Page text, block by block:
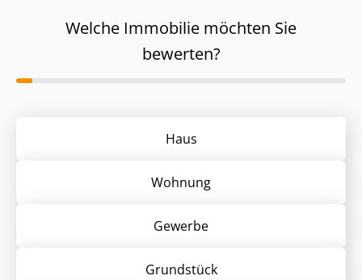
Welche Immobilie möchten Sie
bewerten?
Haus
Wohnung
Gewerbe
Grund­stück